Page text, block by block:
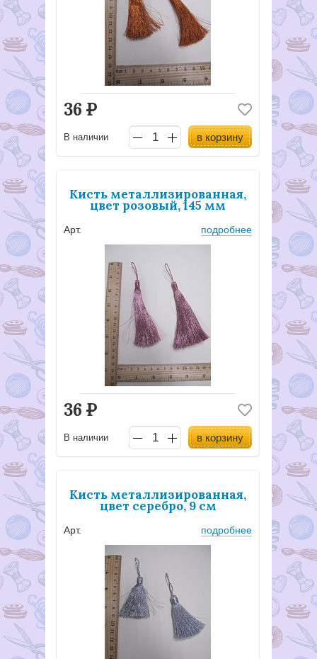
36 Р
В наличии в корзину
Кисть металлизированная,
цвет розовый, 145 мм
Арт. подробнее
36 Р
В наличии в корзину
Кисть металлизированная,
цвет серебро, 9 см
Арт. подробнее